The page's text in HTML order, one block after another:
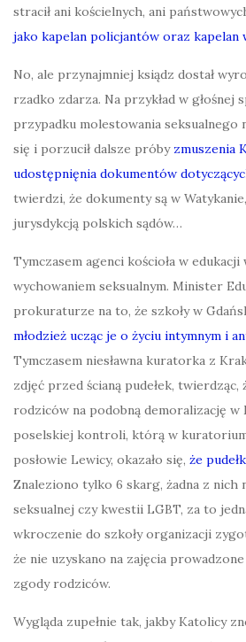
stracił ani kościelnych, ani
jako kapelan policjantów oraz kapelan
No, ale przynajmniej ksiądz dostał
rzadko zdarza. Na przykład w głośnej
przypadku molestowania seksualnego
się i porzucił dalsze próby zmuszenia
udostępnięnia dokumentów
twierdzi, że dokumenty są w
jurysdykcją polskich sądów…
Tymczasem agenci kościoła w edukacji
wychowaniem seksualnym. Minister
prokuraturze na to, że szkoły w
młodzież ucząc je o życiu intymnym i
Tymczasem niesławna kuratorka z
zdjęć przed ścianą pudełek, twierdząc,
rodziców na podobną demoralizację w
poselskiej kontroli, którą w
posłowie Lewicy, okazało się, że
Znaleziono tylko 6 skarg, żadna z nich
seksualnej czy kwestii LGBT, za to
wkroczenie do szkoły organizacji
że nie uzyskano na zajęcia
zgody rodziców.
Wygląda zupełnie tak, jakby Katolicy